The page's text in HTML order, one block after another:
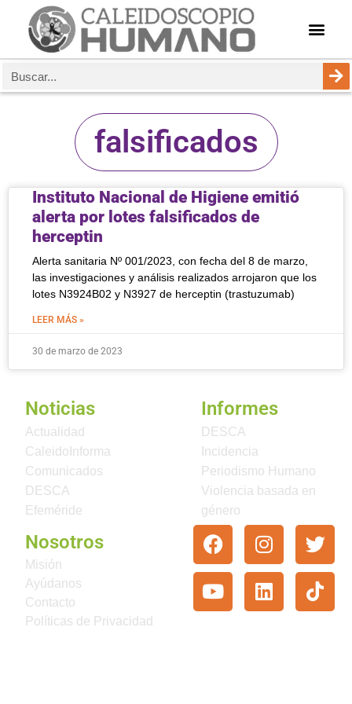
falsificados
Instituto Nacional de Higiene emitió
alerta por lotes falsificados de
herceptin
Alerta sanitaria Nº 001/2023, con fecha del 8 de marzo,
las investigaciones y análisis realizados arrojaron que los
lotes N3924B02 y N3927 de herceptin (trastuzumab)
LEER MÁS »
30 de marzo de 2023
Noticias
Actualidad
CaleidoInforma
Comunicados
DESCA
Efeméride
Informes
DESCA
Incidencia
Periodismo Humano
Violencia basada en
género
Nosotros
Misión
Ayúdanos
Contacto
Políticas de Privacidad